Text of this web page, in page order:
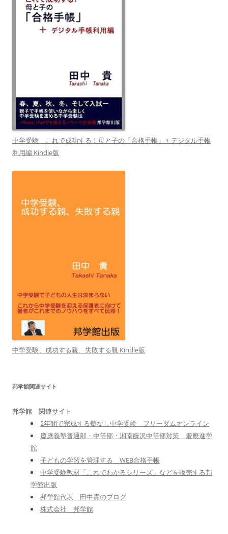
中学受験 これで成功する！母と子の「合格手帳」＋デジタル手帳
利用編 Kindle版
中学受験、成功する親、失敗する親 Kindle版
邦学館関連サイト
邦学館 関連サイト
2年間で完成する塾なし中学受験 フリーダムオンライン
慶應義塾普通部・中等部・湘南藤沢中等部対策 慶應進学
館
子どもの学習を管理する WEB合格手帳
中学受験教材「これでわかるシリーズ」などを販売する邦
学館出版
邦学館代表 田中貴のブログ
株式会社 邦学館